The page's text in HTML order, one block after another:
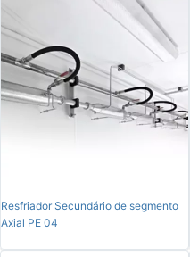
Resfriador Secundário de segmento
Axial PE 04